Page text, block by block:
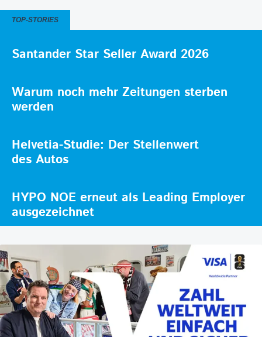
TOP-STORIES
Santander Star Seller Award 2026
Warum noch mehr Zeitungen sterben
werden
Helvetia-Studie: Der Stellenwert
des Autos
HYPO NOE erneut als Leading Employer
ausgezeichnet